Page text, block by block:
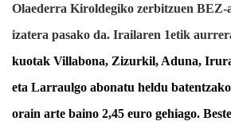
Olaederra Kiroldegiko zerbitzuen BEZ-
izatera pasako da. Irailaren 1etik
kuotak Villabona, Zizurkil, Aduna,
eta Larraulgo abonatu heldu
orain arte baino 2,45 euro gehiago.